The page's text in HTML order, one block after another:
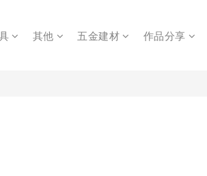
其他 五金建材 作品分享